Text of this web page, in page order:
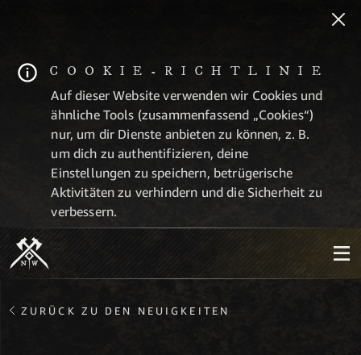
COOKIE-RICHTLINIE
Auf dieser Website verwenden wir Cookies und
ähnliche Tools (zusammenfassend „Cookies“)
nur, um dir Dienste anbieten zu können, z. B.
um dich zu authentifizieren, deine
Einstellungen zu speichern, betrügerische
Aktivitäten zu verhindern und die Sicherheit zu
verbessern.
ZURÜCK ZU DEN NEUIGKEITEN